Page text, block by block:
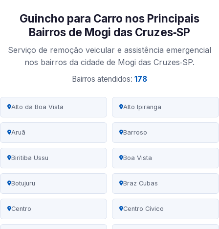
Guincho para Carro nos Principais
Bairros de Mogi das Cruzes‑SP
Serviço de remoção veicular e assistência emergencial
nos bairros da cidade de Mogi das Cruzes‑SP.
Bairros atendidos: 178
Alto da Boa Vista Alto Ipiranga
Aruã Barroso
Biritiba Ussu Boa Vista
Botujuru Braz Cubas
Centro Centro Cívico